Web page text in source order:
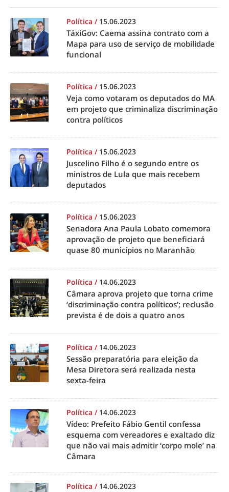
Política / 15.06.2023
TáxiGov: Caema assina contrato com a
Mapa para uso de serviço de mobilidade
funcional
Política / 15.06.2023
Veja como votaram os deputados do MA
em projeto que criminaliza discriminação
contra políticos
Política / 15.06.2023
Juscelino Filho é o segundo entre os
ministros de Lula que mais recebem
deputados
Política / 15.06.2023
Senadora Ana Paula Lobato comemora
aprovação de projeto que beneficiará
quase 80 municípios no Maranhão
Política / 14.06.2023
Câmara aprova projeto que torna crime
‘discriminação contra políticos’; reclusão
prevista é de dois a quatro anos
Política / 14.06.2023
Sessão preparatória para eleição da
Mesa Diretora será realizada nesta
sexta-feira
Política / 14.06.2023
Vídeo: Prefeito Fábio Gentil confessa
esquema com vereadores e exaltado diz
que não vai mais admitir ‘corpo mole’ na
Câmara
Política / 14.06.2023